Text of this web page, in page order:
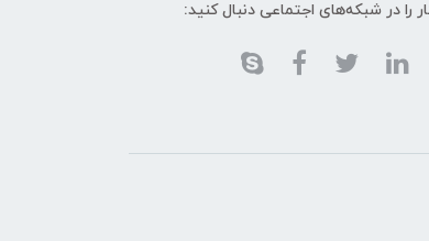
را در شبکه‌های اجتماعی دنبال کنید: